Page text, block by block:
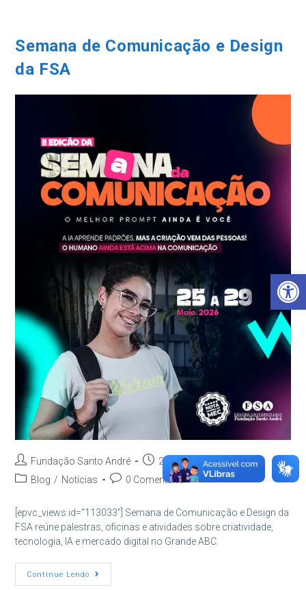
Barra de Ferramentas Aberta
conteúdo
Semana de Comunicação e Design
da FSA
Autor
do
Fundação Santo André
Post
publicado:
25/05/2026
Categoria
post:
Blog / Notícias
Comentários
post:
0 Comentário
[epvc_views id="113033"] Semana de Comunicação e Design da
FSA reúne palestras, oficinas e atividades sobre criatividade,
tecnologia, IA e mercado digital no Grande ABC.
Continue Lendo
Semana
De